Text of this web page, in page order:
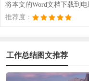
将本文的Word文档下载到
推荐度：
工作总结图文推荐